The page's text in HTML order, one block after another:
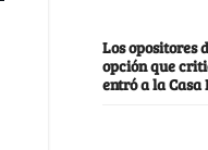
Los opositores
opción que
entró a la Casa